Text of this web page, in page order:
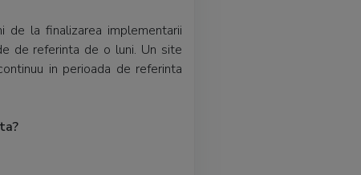
la finalizarea implementarii
de referinta de o luni. Un site
in perioada de referinta